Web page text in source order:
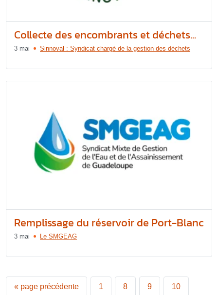
Collecte des encombrants et déchets...
3 mai Sinnoval : Syndicat chargé de la gestion des déchets
Remplissage du réservoir de Port-Blanc
3 mai Le SMGEAG
« page précédente 1 8 9 10